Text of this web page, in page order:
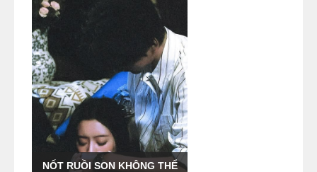
NỐT RUỒI SON KHÔNG THỂ